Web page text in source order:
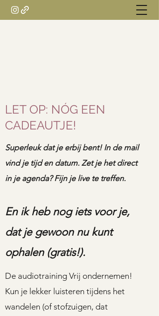
LET OP: NÓG EEN
CADEAUTJE!
Superleuk dat je erbij bent! In de mail
vind je tijd en datum. Zet je het direct
in je agenda? Fijn je live te treffen.
En ik heb nog iets voor je,
dat je gewoon nu kunt
ophalen (gratis!).
De audiotraining Vrij ondernemen!
Kun je lekker luisteren tijdens het
wandelen (of stofzuigen, dat